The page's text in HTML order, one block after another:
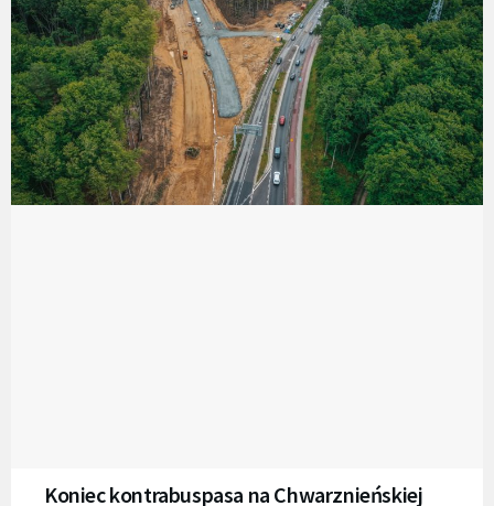
Koniec kontrabuspasa na Chwarznieńskiej